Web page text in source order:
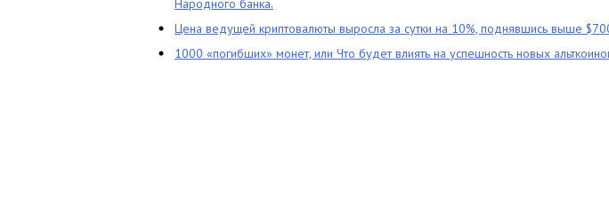
Народного банка.
Цена ведущей криптовалюты выросла за сутки на 10%, поднявшись выше
1000 «погибших» монет, или Что будет влиять на успешность новых